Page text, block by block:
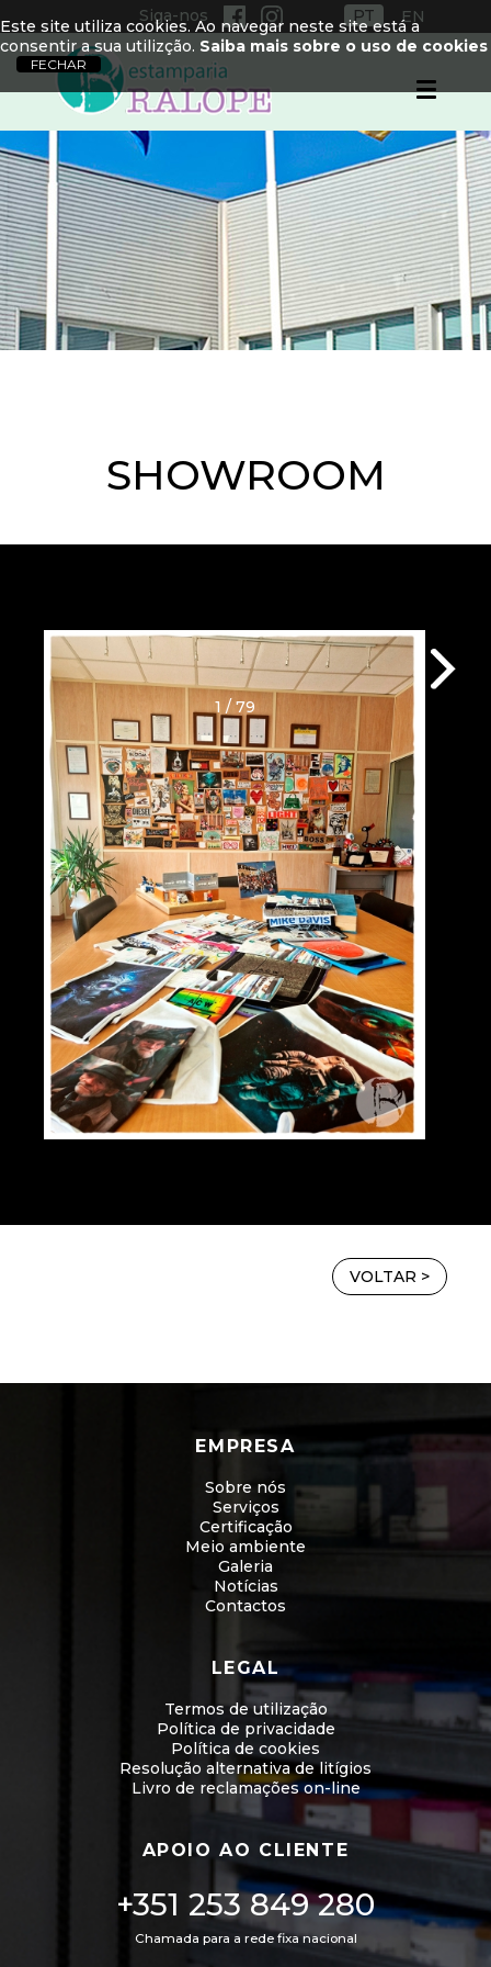
Siga-nos PT EN
SHOWROOM
1 / 79
VOLTAR >
EMPRESA
Sobre nós
Serviços
Certificação
Meio ambiente
Galeria
Notícias
Contactos
LEGAL
Termos de utilização
Política de privacidade
Política de cookies
Resolução alternativa de litígios
Livro de reclamações on-line
APOIO AO CLIENTE
+351 253 849 280
Chamada para a rede fixa nacional
Este site utiliza cookies. Ao navegar neste site está a
consentir a sua utilizção. Saiba mais sobre o uso de cookies